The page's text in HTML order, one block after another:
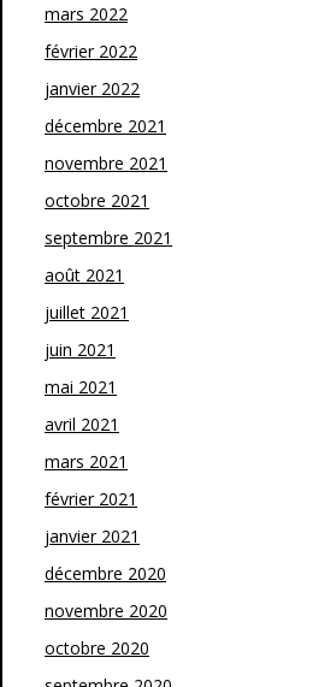
mars 2022
février 2022
janvier 2022
décembre 2021
novembre 2021
octobre 2021
septembre 2021
août 2021
juillet 2021
juin 2021
mai 2021
avril 2021
mars 2021
février 2021
janvier 2021
décembre 2020
novembre 2020
octobre 2020